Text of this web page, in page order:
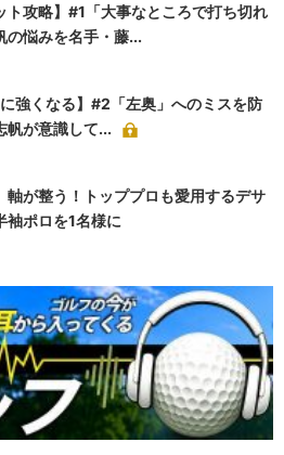
ト攻略】#1「大事なところで打ち切れ
の悩みを名手・藤...
に強くなる】#2「左奥」へのミスを防
帆が意識して...
軸が整う！トッププロも愛用するデサ
袖ポロを1名様に